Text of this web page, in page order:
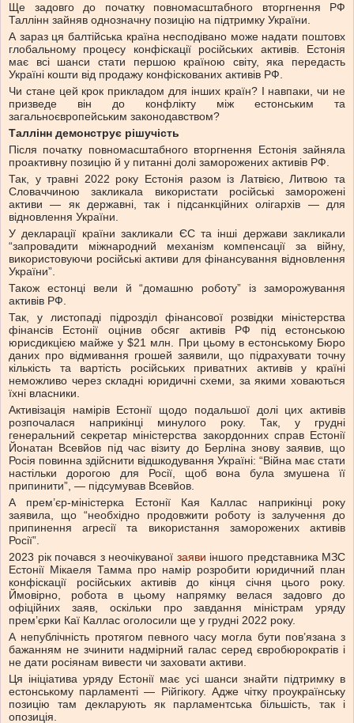
Ще задовго до початку повномасштабного вторгнення РФ
Таллінн зайняв однозначну позицію на підтримку України.
А зараз ця балтійська країна несподівано може надати поштовх
глобальному процесу конфіскації російських активів. Естонія
має всі шанси стати першою країною світу, яка передасть
Україні кошти від продажу конфіскованих активів РФ.
Чи стане цей крок прикладом для інших країн? І навпаки, чи не
призведе він до конфлікту між естонським та
загальноєвропейським законодавством?
Таллінн демонструє рішучість
Після початку повномасштабного вторгнення Естонія зайняла
проактивну позицію й у питанні долі заморожених активів РФ.
Так, у травні 2022 року Естонія разом із Латвією, Литвою та
Словаччиною закликала використати російські заморожені
активи — як державні, так і підсанкційних олігархів — для
відновлення України.
У декларації країни закликали ЄС та інші держави закликали
“запровадити міжнародний механізм компенсації за війну,
використовуючи російські активи для фінансування відновлення
України”.
Також естонці вели й “домашню роботу” із заморожування
активів РФ.
Так, у листопаді підрозділ фінансової розвідки міністерства
фінансів Естонії оцінив обсяг активів РФ під естонською
юрисдикцією майже у $21 млн. При цьому в естонському Бюро
даних про відмивання грошей заявили, що підрахувати точну
кількість та вартість російських приватних активів у країні
неможливо через складні юридичні схеми, за якими ховаються
їхні власники.
Активізація намірів Естонії щодо подальшої долі цих активів
розпочалася наприкінці минулого року. Так, у грудні
генеральний секретар міністерства закордонних справ Естонії
Йонатан Всевйов під час візиту до Берліна знову заявив, що
Росія повинна здійснити відшкодування Україні: “Війна має стати
настільки дорогою для Росії, щоб вона була змушена її
припинити”, — підсумував Всевйов.
А прем’єр-міністерка Естонії Кая Каллас наприкінці року
заявила, що “необхідно продовжити роботу із залучення до
припинення агресії та використання заморожених активів
Росії”.
2023 рік почався з неочікуваної заяви іншого представника МЗС
Естонії Мікаеля Тамма про намір розробити юридичний план
конфіскації російських активів до кінця січня цього року.
Ймовірно, робота в цьому напрямку велася задовго до
офіційних заяв, оскільки про завдання міністрам уряду
прем’єрки Каї Каллас оголосили ще у грудні 2022 року.
А непублічність протягом певного часу могла бути пов’язана з
бажанням не зчинити надмірний галас серед євробюрократів і
не дати росіянам вивести чи заховати активи.
Ця ініціатива уряду Естонії має усі шанси знайти підтримку в
естонському парламенті — Рійгікогу. Адже чітку проукраїнську
позицію там декларують як парламентська більшість, так і
опозиція.